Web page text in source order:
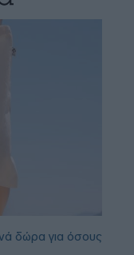
δώρα για όσους